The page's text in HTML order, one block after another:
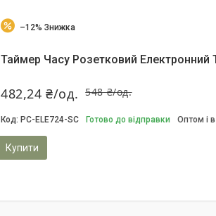
–12%
Таймер Часу Розетковий Електронний
548 ₴/од.
482,24 ₴/од.
PC-ELE724-SC Готово до відправки Оптом і
Купити